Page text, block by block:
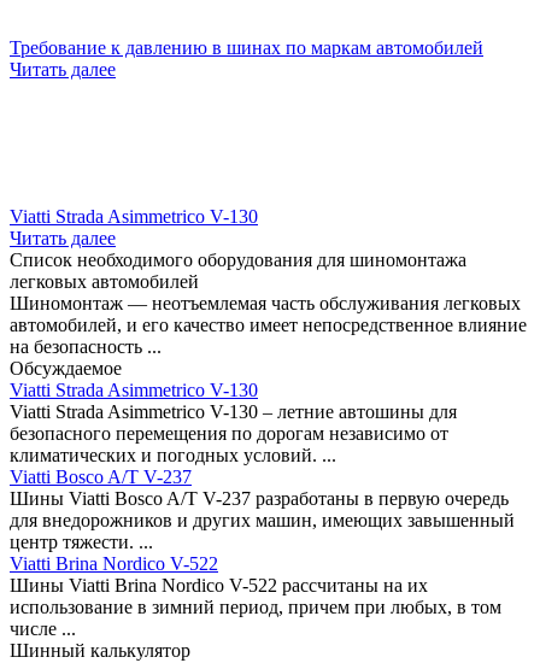
Требование к давлению в шинах по маркам автомобилей
Читать далее
Viatti Strada Asimmetrico V-130
Читать далее
Список необходимого оборудования для шиномонтажа
легковых автомобилей
Шиномонтаж — неотъемлемая часть обслуживания легковых
автомобилей, и его качество имеет непосредственное влияние
на безопасность ...
Обсуждаемое
Viatti Strada Asimmetrico V-130
Viatti Strada Asimmetrico V-130 – летние автошины для
безопасного перемещения по дорогам независимо от
климатических и погодных условий. ...
Viatti Bosco A/T V-237
Шины Viatti Bosco A/T V-237 разработаны в первую очередь
для внедорожников и других машин, имеющих завышенный
центр тяжести. ...
Viatti Brina Nordico V-522
Шины Viatti Brina Nordico V-522 рассчитаны на их
использование в зимний период, причем при любых, в том
числе ...
Шинный калькулятор